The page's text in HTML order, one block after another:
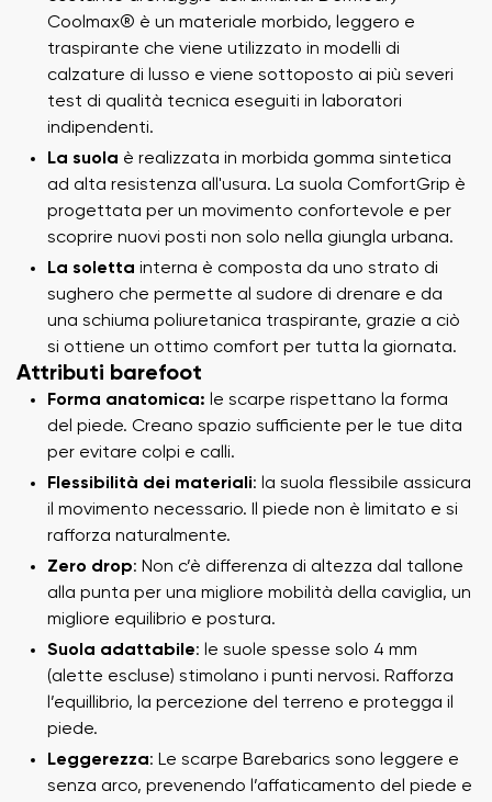
Coolmax® è un materiale morbido, leggero e
traspirante che viene utilizzato in modelli di
calzature di lusso e viene sottoposto ai più severi
test di qualità tecnica eseguiti in laboratori
indipendenti.
La suola è realizzata in morbida gomma sintetica
ad alta resistenza all'usura. La suola ComfortGrip è
progettata per un movimento confortevole e per
scoprire nuovi posti non solo nella giungla urbana.
La soletta interna è composta da uno strato di
sughero che permette al sudore di drenare e da
una schiuma poliuretanica traspirante, grazie a ciò
si ottiene un ottimo comfort per tutta la giornata.
Attributi barefoot
Forma anatomica: le scarpe rispettano la forma
del piede. Creano spazio sufficiente per le tue dita
per evitare colpi e calli.
Flessibilità dei materiali: la suola flessibile assicura
il movimento necessario. Il piede non è limitato e si
rafforza naturalmente.
Zero drop: Non c’è differenza di altezza dal tallone
alla punta per una migliore mobilità della caviglia, un
migliore equilibrio e postura.
Suola adattabile: le suole spesse solo 4 mm
(alette escluse) stimolano i punti nervosi. Rafforza
l’equillibrio, la percezione del terreno e protegga il
piede.
Leggerezza: Le scarpe Barebarics sono leggere e
senza arco, prevenendo l’affaticamento del piede e